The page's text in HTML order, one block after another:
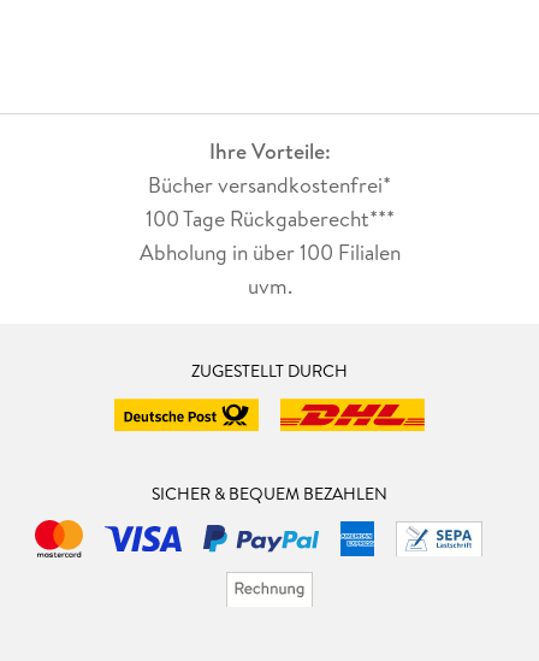
Ihre Vorteile:
Bücher versandkostenfrei*
100 Tage Rückgaberecht***
Abholung in über 100 Filialen
uvm.
ZUGESTELLT DURCH
SICHER & BEQUEM BEZAHLEN